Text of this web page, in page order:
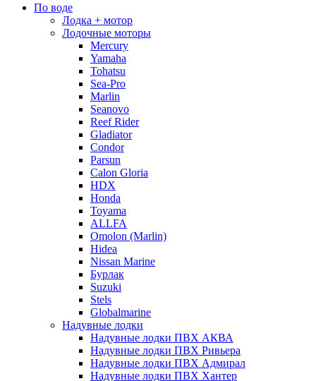
По воде
Лодка + мотор
Лодочные моторы
Mercury
Yamaha
Tohatsu
Sea-Pro
Marlin
Seanovo
Reef Rider
Gladiator
Condor
Parsun
Calon Gloria
HDX
Honda
Toyama
ALLFA
Omolon (Marlin)
Hidea
Nissan Marine
Бурлак
Suzuki
Stels
Globalmarine
Надувные лодки
Надувные лодки ПВХ АКВА
Надувные лодки ПВХ Ривьера
Надувные лодки ПВХ Адмирал
Надувные лодки ПВХ Хантер